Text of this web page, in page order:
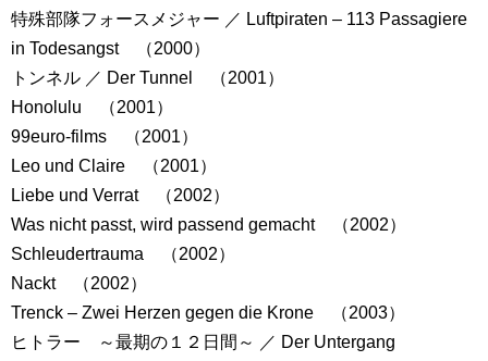
特殊部隊フォースメジャー ／ Luftpiraten – 113 Passagiere
in Todesangst （2000）
トンネル ／ Der Tunnel （2001）
Honolulu （2001）
99euro-films （2001）
Leo und Claire （2001）
Liebe und Verrat （2002）
Was nicht passt, wird passend gemacht （2002）
Schleudertrauma （2002）
Nackt （2002）
Trenck – Zwei Herzen gegen die Krone （2003）
ヒトラー ～最期の１２日間～ ／ Der Untergang